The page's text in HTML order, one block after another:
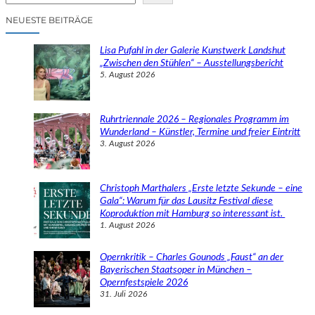
NEUESTE BEITRÄGE
Lisa Pufahl in der Galerie Kunstwerk Landshut
„Zwischen den Stühlen“ – Ausstellungsbericht
5. August 2026
Ruhrtriennale 2026 – Regionales Programm im
Wunderland – Künstler, Termine und freier Eintritt
3. August 2026
Christoph Marthalers „Erste letzte Sekunde – eine
Gala“: Warum für das Lausitz Festival diese
Koproduktion mit Hamburg so interessant ist.
1. August 2026
Opernkritik – Charles Gounods „Faust“ an der
Bayerischen Staatsoper in München –
Opernfestspiele 2026
31. Juli 2026